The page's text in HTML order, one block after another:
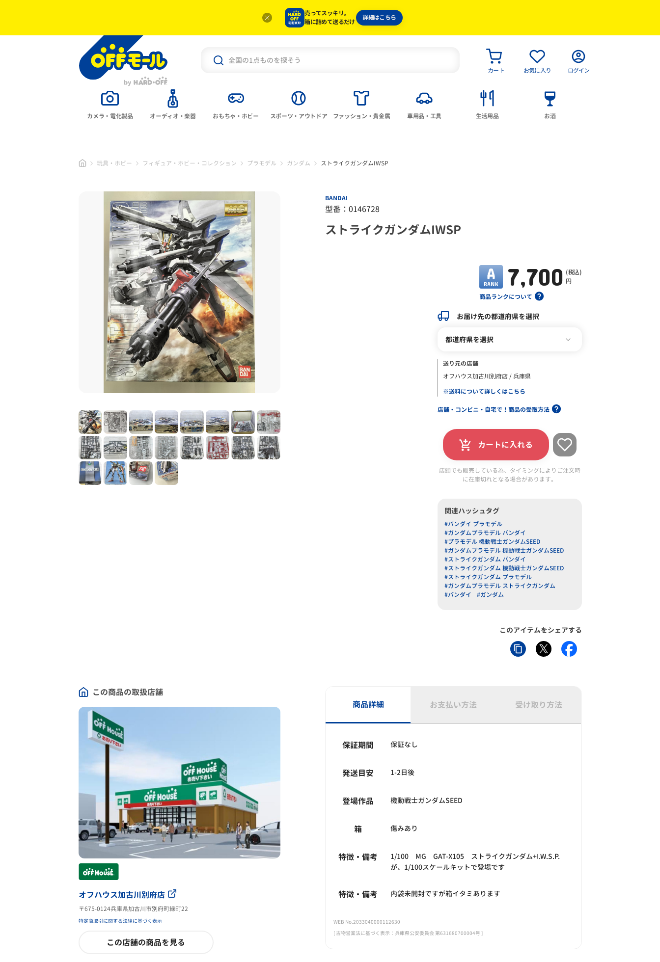
売ってスッキリ。
箱に詰めて送るだけ
詳細はこちら
カート お気に入り ログイン
カメラ・電化製品 オーディオ・楽器 おもちゃ・ホビー スポーツ・アウトドア ファッション・貴金属 車用品・工具 生活用品 お酒
玩具・ホビー フィギュア・ホビー・コレクション プラモデル ガンダム ストライクガンダムIWSP
BANDAI
型番：0146728
ストライクガンダムIWSP
商品ランクについて
7,700 (税込)
円
お届け先の都道府県を選択
都道府県を選択
送り元の店舗
オフハウス加古川別府店 / 兵庫県
※送料について詳しくはこちら
店舗・コンビニ・自宅で！商品の受取方法
カートに入れる
店頭でも販売している為、タイミングによりご注文時
に在庫切れとなる場合があります。
関連ハッシュタグ
#バンダイ プラモデル
#ガンダムプラモデル バンダイ
#プラモデル 機動戦士ガンダムSEED
#ガンダムプラモデル 機動戦士ガンダムSEED
#ストライクガンダム バンダイ
#ストライクガンダム 機動戦士ガンダムSEED
#ストライクガンダム プラモデル
#ガンダムプラモデル ストライクガンダム
#バンダイ
#ガンダム
このアイテムをシェアする
この商品の取扱店舗
オフハウス加古川別府店
〒675-0124兵庫県加古川市別府町緑町22
特定商取引に関する法律に基づく表示
この店舗の商品を見る
商品詳細 お支払い方法 受け取り方法
保証期間 保証なし
発送目安 1-2日後
登場作品 機動戦士ガンダムSEED
箱 傷みあり
特徴・備考
1/100 MG GAT-X105 ストライクガンダム+I.W.S.P.
が、1/100スケールキットで登場です
特徴・備考 内袋未開封ですが箱イタミあります
WEB No.2033040000112630
[ 古物営業法に基づく表示：兵庫県公安委員会 第631680700004号 ]